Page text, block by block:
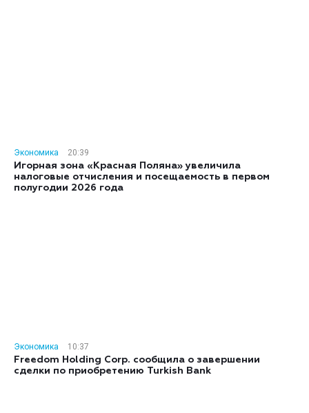
Экономика
20:39
Игорная зона «Красная Поляна» увеличила
налоговые отчисления и посещаемость в первом
полугодии 2026 года
Экономика
10:37
Freedom Holding Corp. сообщила о завершении
сделки по приобретению Turkish Bank